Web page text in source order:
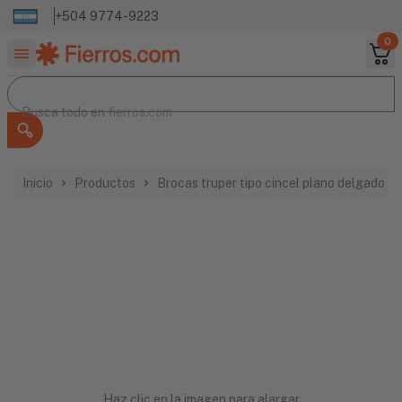
+504 9774-9223
0
Buscar productos
Busca todo en
Busca todo enfierros.com
Inicio Productos Brocas truper tipo cincel plano delgado